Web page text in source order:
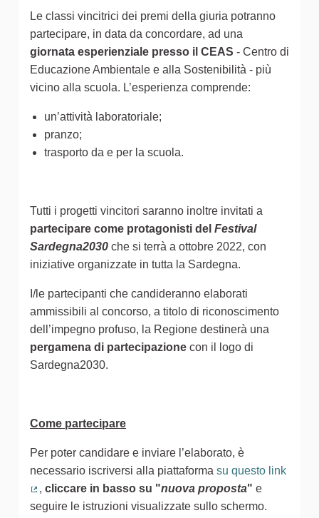
Le classi vincitrici dei premi della giuria potranno
partecipare, in data da concordare, ad una
giornata esperienziale presso il CEAS - Centro di
Educazione Ambientale e alla Sostenibilità - più
vicino alla scuola. L’esperienza comprende:
un’attività laboratoriale;
pranzo;
trasporto da e per la scuola.
Tutti i progetti vincitori saranno inoltre invitati a
partecipare come protagonisti del Festival
Sardegna2030 che si terrà a ottobre 2022, con
iniziative organizzate in tutta la Sardegna.
I/le partecipanti che candideranno elaborati
ammissibili al concorso, a titolo di riconoscimento
dell’impegno profuso, la Regione destinerà una
pergamena di partecipazione con il logo di
Sardegna2030.
Come partecipare
Per poter candidare e inviare l’elaborato, è
necessario iscriversi alla piattaforma su questo link
(Collegamento esterno)
, cliccare in basso su "nuova proposta" e
seguire le istruzioni visualizzate sullo schermo.